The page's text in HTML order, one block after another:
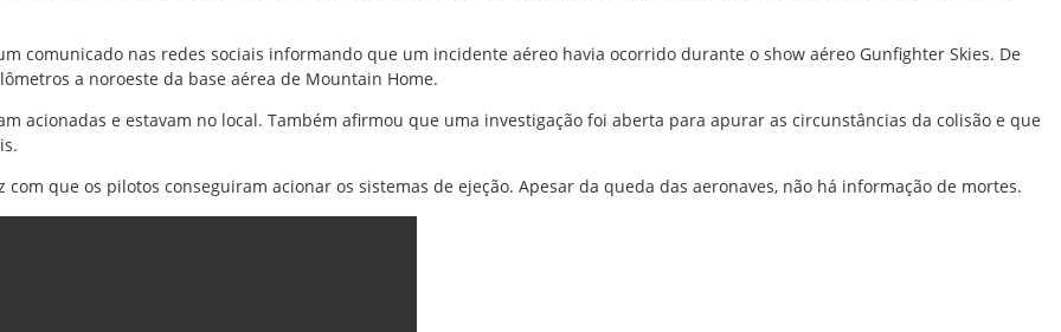
comunicado nas redes sociais informando que um incidente aéreo havia ocorrido durante o show aéreo Gunfighter Skies. De
a noroeste da base aérea de Mountain Home.
acionadas e estavam no local. Também afirmou que uma investigação foi aberta para apurar as circunstâncias da colisão e que
que os pilotos conseguiram acionar os sistemas de ejeção. Apesar da queda das aeronaves, não há informação de mortes.